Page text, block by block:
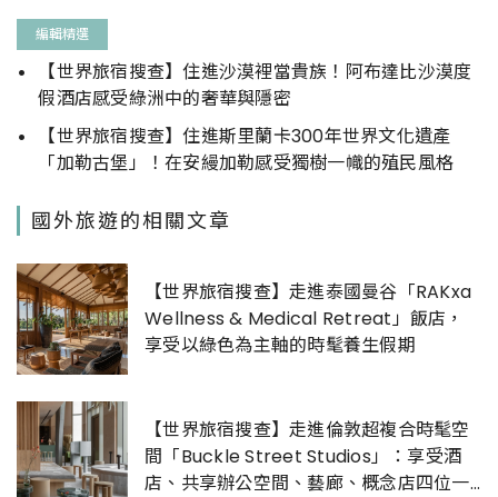
編輯精選
【世界旅宿搜查】住進沙漠裡當貴族！阿布達比沙漠度
假酒店感受綠洲中的奢華與隱密
【世界旅宿搜查】住進斯里蘭卡300年世界文化遺產
「加勒古堡」！在安縵加勒感受獨樹一幟的殖民風格
國外旅遊的相關文章
【世界旅宿搜查】走進泰國曼谷「RAKxa
Wellness & Medical Retreat」飯店，
享受以綠色為主軸的時髦養生假期
【世界旅宿搜查】走進倫敦超複合時髦空
間「Buckle Street Studios」：享受酒
店、共享辦公空間、藝廊、概念店四位一